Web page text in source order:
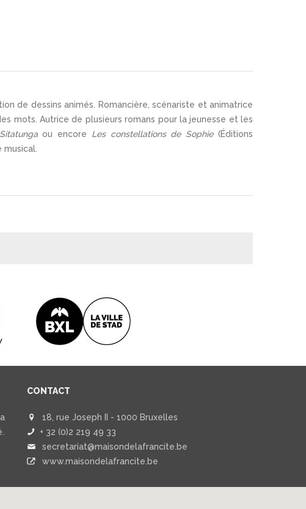
de dessins animés. Romancière, scénariste et animatrice
mots. Autrice de plusieurs romans pour la jeunesse et les
Sitatungaou encore Les constellations de Sophie(Éditions
CONTACT
18, rue Joseph II - 1000 Bruxelles
+ 32 (0)2 219 49 33
secretariat@maisondelafrancite.be
www.maisondelafrancite.be